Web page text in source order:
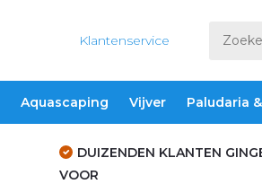
Klantenservice
Aquascaping Vijver Paludaria
DUIZENDEN KLANTEN
VOOR